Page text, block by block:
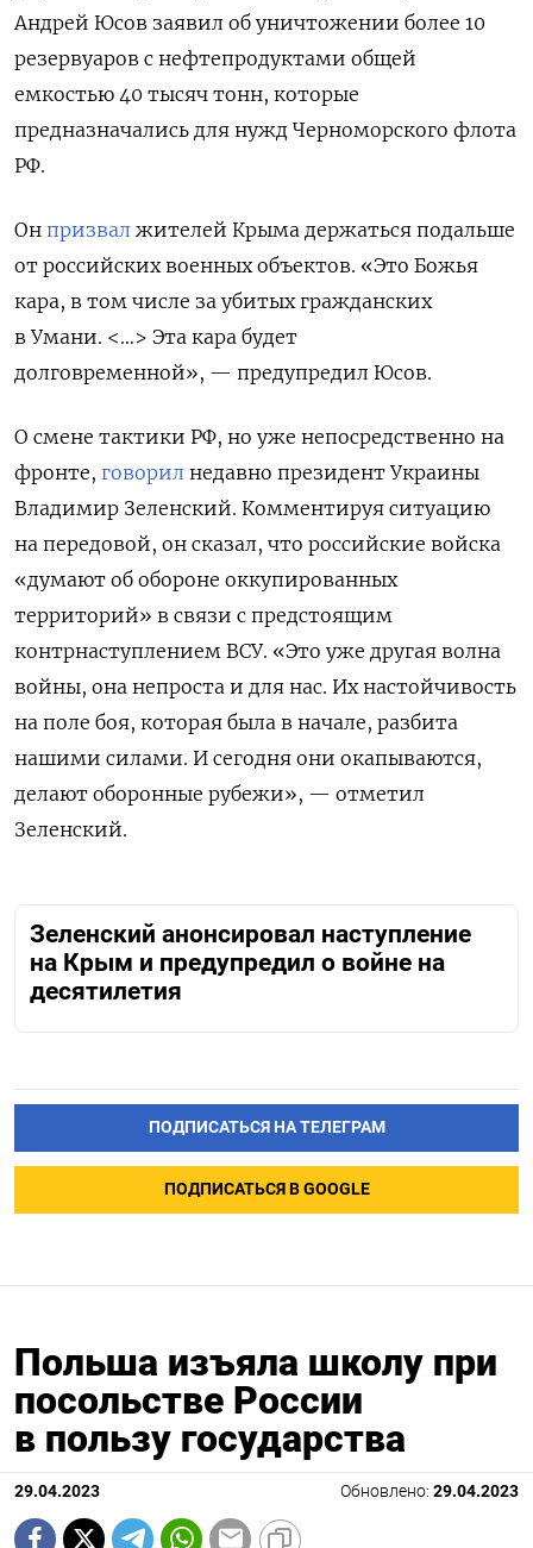
Андрей Юсов заявил об уничтожении более 10
резервуаров с нефтепродуктами общей
емкостью 40 тысяч тонн, которые
предназначались для нужд Черноморского флота
РФ.
Он призвал жителей Крыма держаться подальше
от российских военных объектов. «Это Божья
кара, в том числе за убитыхгражданских
в Умани. <…> Эта кара будет
долговременной», — предупредил Юсов.
О смене тактики РФ, но уже непосредственно на
фронте, говорил недавно президент Украины
Владимир Зеленский. Комментируя ситуацию
на передовой, он сказал, что российские войска
«думают об обороне оккупированных
территорий» в связи с предстоящим
контрнаступлением ВСУ. «Это уже другая волна
войны, она непроста и для нас. Их настойчивость
на поле боя, которая была в начале, разбита
нашими силами. И сегодня они окапываются,
делают оборонные рубежи», — отметил
Зеленский.
Зеленский анонсировал наступление
на Крым и предупредил о войне на
десятилетия
ПОДПИСАТЬСЯ НА ТЕЛЕГРАМ
ПОДПИСАТЬСЯ В GOOGLE
Польша изъяла школу при
посольстве России
в пользу государства
29.04.2023 Обновлено: 29.04.2023